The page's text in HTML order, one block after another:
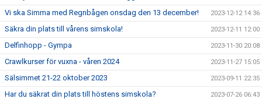
Vi ska Simma med Regnbågen onsdag den 13 december! 2023-12-12 14:36
Säkra din plats till vårens simskola! 2023-12-11 12:00
Delfinhopp - Gympa 2023-11-30 20:08
Crawlkurser för vuxna - våren 2024 2023-11-27 15:05
Sälsimmet 21-22 oktober 2023 2023-09-11 22:35
Har du säkrat din plats till höstens simskola? 2023-07-26 06:43